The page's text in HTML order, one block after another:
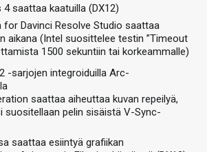
4 saattaa kaatuilla (DX12)
for Davinci Resolve Studio saattaa
aikana (Intel suosittelee testin ”Timeout
1500 sekuntiin tai korkeammalle)
-sarjojen integroiduilla Arc-
saattaa aiheuttaa kuvan repeilyä,
suositellaan pelin sisäistä V-Sync-
saattaa esiintyä grafiikan